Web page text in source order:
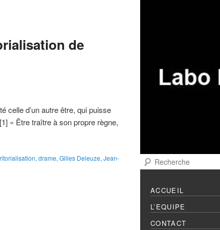
Recherche
ACCUEIL
L’EQUIPE
CONTACT
de
celle d’un autre être, qui puisse
« Être traître à son propre règne,
, drame, Gilles Deleuze, Jean-